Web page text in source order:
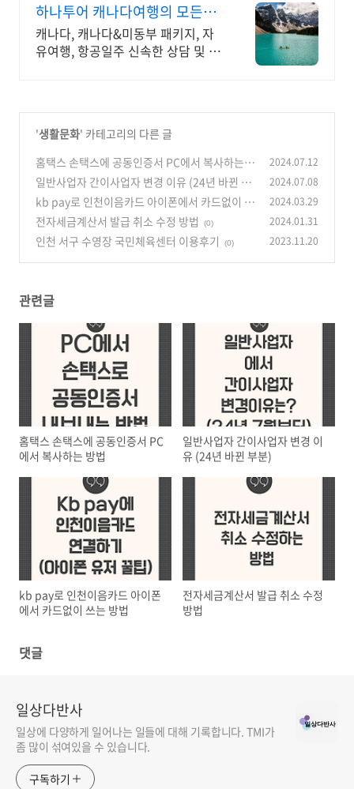
하나투어 캐나다여행의 모든것
하나투어 공식인증 예약센터
캐나다, 캐나다&미동부 패키지, 자
유여행, 항공일주 신속한 상담 및 다
'생활문화' 카테고리의 다른 글
홈택스 손택스에 공동인증서 PC에서 복사하는
방법
(0)
2024.07.12
일반사업자 간이사업자 변경 이유 (24년 바뀐 부
분)
(0)
2024.07.08
kb pay로 인천이음카드 아이폰에서 카드없이 쓰
는 방법 (0)
2024.03.29
전자세금계산서 발급 취소 수정 방법 (0) 2024.01.31
인천 서구 수영장 국민체육센터 이용후기 (0) 2023.11.20
관련글
홈택스 손택스에 공동인증서 PC
에서 복사하는 방법
일반사업자 간이사업자 변경 이
유 (24년 바뀐 부분)
kb pay로 인천이음카드 아이폰
에서 카드없이 쓰는 방법
전자세금계산서 발급 취소 수정
방법
댓글
일상다반사
일상에 다양하게 일어나는 일들에 대해 기록합니다. TMI가
좀 많이 섞여있을 수 있습니다.
구독하기